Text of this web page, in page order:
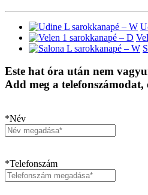
Este hat óra után nem
Add meg a
*Név
*Telefonszám